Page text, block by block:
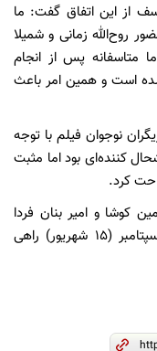
از این اتفاق گفت: ما
روح‌الله زمانی و شمیلا
متاسفانه پس از انجام
است و همین امر باعث
نوجوان فیلم با توجه
کننده‌ای بود اما مثبت
کرد.
کوشا و امیر بنان فردا
صبح برای اولین نمایش «خورشید» روز ۵ سپتامبر (۱۵ شهریور) راهی